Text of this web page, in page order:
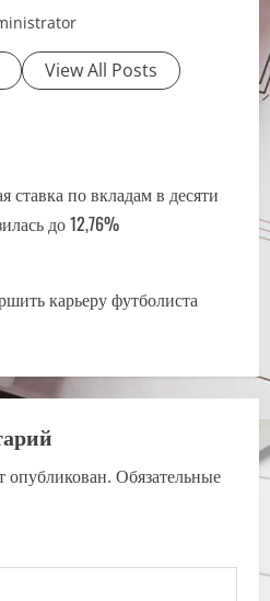
View All Posts
ставка по вкладам в десяти
до 12,76%
карьеру футболиста
опубликован. Обязательные